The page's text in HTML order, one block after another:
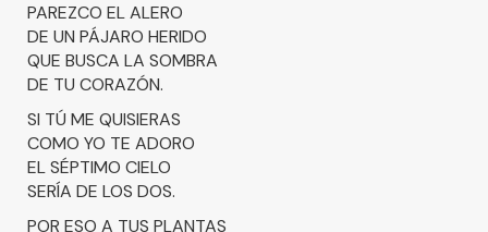
PAREZCO EL ALERO
DE UN PÁJARO HERIDO
QUE BUSCA LA SOMBRA
DE TU CORAZÓN.
SI TÚ ME QUISIERAS
COMO YO TE ADORO
EL SÉPTIMO CIELO
SERÍA DE LOS DOS.
POR ESO A TUS PLANTAS